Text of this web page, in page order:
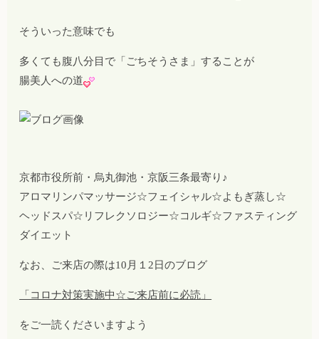
そういった意味でも
多くても腹八分目で「ごちそうさま」することが
腸美人への道
京都市役所前・烏丸御池・京阪三条最寄り♪
アロマリンパマッサージ☆フェイシャル☆よもぎ蒸し☆
ヘッドスパ☆リフレクソロジー☆コルギ☆ファスティング
ダイエット
なお、ご来店の際は10月１2日のブログ
「コロナ対策実施中☆ご来店前に必読」
をご一読くださいますよう